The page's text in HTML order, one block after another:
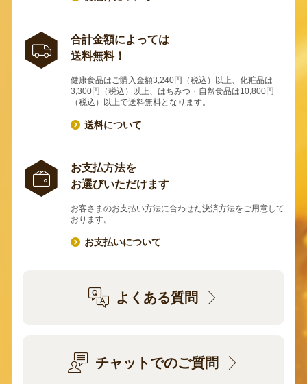
合計金額によっては
送料無料！
健康食品はご購入金額3,240円（税込）以上、化粧品は
3,300円（税込）以上、はちみつ・自然食品は10,800円
（税込）以上で送料無料となります。
送料について
お支払方法を
お選びいただけます
お客さまのお支払い方法に合わせた決済方法をご用意して
おります。
お支払いについて
よくある質問
チャットでのご質問